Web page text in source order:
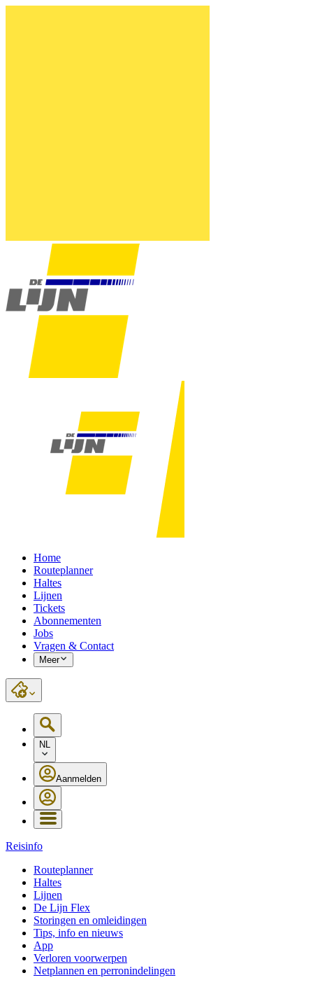
Home
Routeplanner
Haltes
Lijnen
Tickets
Abonnementen
Jobs
Vragen & Contact
Meer
NL
Aanmelden
Reisinfo
Routeplanner
Haltes
Lijnen
De Lijn Flex
Storingen en omleidingen
Tips, info en nieuws
App
Verloren voorwerpen
Netplannen en perronindelingen